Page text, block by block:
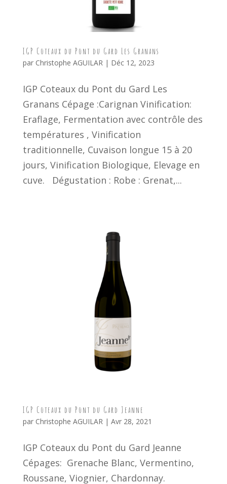
IGP Coteaux du Pont du Gard Les Granans
par Christophe AGUILAR | Déc 12, 2023
IGP Coteaux du Pont du Gard Les
Granans Cépage :Carignan Vinification:
Eraflage, Fermentation avec contrôle des
températures , Vinification
traditionnelle, Cuvaison longue 15 à 20
jours, Vinification Biologique, Elevage en
cuve. Dégustation : Robe : Grenat,...
IGP Coteaux du Pont du Gard Jeanne
par Christophe AGUILAR| Avr 28, 2021
IGP Coteaux du Pont du Gard Jeanne
Cépages: Grenache Blanc, Vermentino,
Roussane, Viognier, Chardonnay.